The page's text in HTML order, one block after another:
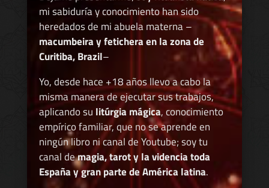
mi sabiduría y conocimiento han sido
heredados de mi abuela materna –
macumbeira y fetichera en la zona de
Curitiba, Brazil–
Yo, desde hace +18 años llevo a cabo la
misma manera de ejecutar sus trabajos,
aplicando su litúrgia mágica, conocimiento
empírico familiar, que no se aprende en
ningún libro ni canal de Youtube; soy tu
canal demagia, tarot y la videncia toda
España y gran parte de América latina.